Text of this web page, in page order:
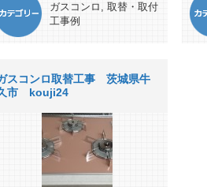
ガスコンロ , 取替・取付
工事例
スコンロ取替工事 茨城県牛
市 kouji24